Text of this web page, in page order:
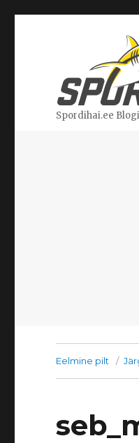
Spordihai.ee
Eelmine pilt